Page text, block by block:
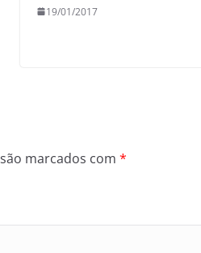
19/01/2017
marcados com *